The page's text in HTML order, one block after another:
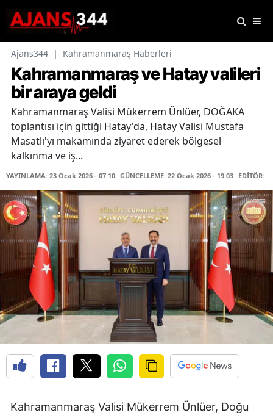
Ajans344 | Kahramanmaraş Haberleri
Kahramanmaraş ve Hatay valileri
bir araya geldi
Kahramanmaraş Valisi Mükerrem Ünlüer, DOĞAKA
toplantısı için gittiği Hatay'da, Hatay Valisi Mustafa
Masatlı'yı makamında ziyaret ederek bölgesel
kalkınma ve iş...
YAYINLAMA: 23 Ocak 2026 - 07:10 GÜNCELLEME: 22 Ocak 2026 - 19:03 EDİTÖR:
Kahramanmaraş Valisi Mükerrem Ünlüer, Doğu